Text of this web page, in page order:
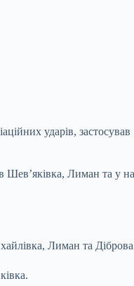
ударів,
Шев’яківка, Лиман та у
Лиман та